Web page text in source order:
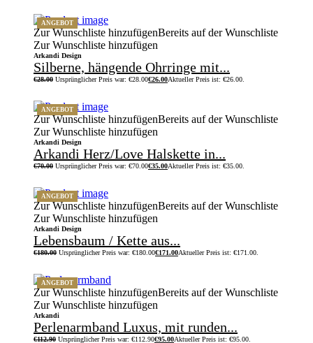
ANGEBOT
Zur Wunschliste hinzufügenBereits auf der Wunschliste
Zur Wunschliste hinzufügen
Arkandi Design
Silberne, hängende Ohrringe mit...
€28.00 Ursprünglicher Preis war: €28.00€26.00Aktueller Preis ist: €26.00.
ANGEBOT
Zur Wunschliste hinzufügenBereits auf der Wunschliste
Zur Wunschliste hinzufügen
Arkandi Design
Arkandi Herz/Love Halskette in...
€70.00 Ursprünglicher Preis war: €70.00€35.00Aktueller Preis ist: €35.00.
ANGEBOT
Zur Wunschliste hinzufügenBereits auf der Wunschliste
Zur Wunschliste hinzufügen
Arkandi Design
Lebensbaum / Kette aus...
€180.00 Ursprünglicher Preis war: €180.00€171.00Aktueller Preis ist: €171.00.
ANGEBOT
Zur Wunschliste hinzufügenBereits auf der Wunschliste
Zur Wunschliste hinzufügen
Arkandi
Perlenarmband Luxus, mit runden...
€112.90 Ursprünglicher Preis war: €112.90€95.00Aktueller Preis ist: €95.00.